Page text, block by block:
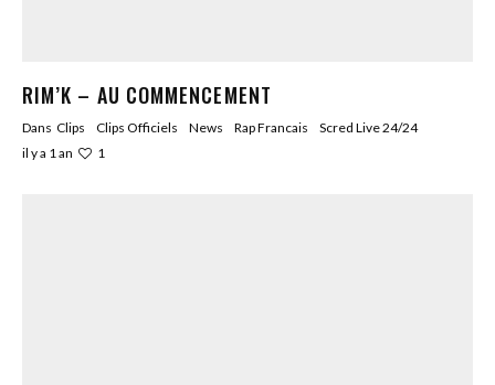
RIM’K – AU COMMENCEMENT
Dans Clips Clips Officiels News Rap Francais
Scred Live 24/24
il y a 1 an
1